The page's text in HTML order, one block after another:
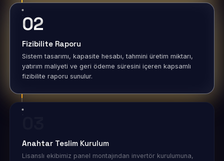
02
Fizibilite Raporu
Sistem tasarımı, kapasite hesabı, tahmini üretim miktarı,
yatırım maliyeti ve geri ödeme süresini içeren kapsamlı
fizibilite raporu sunulur.
Anahtar Teslim Kurulum
Lisanslı ekibimiz panel montajından invertör kurulumuna,